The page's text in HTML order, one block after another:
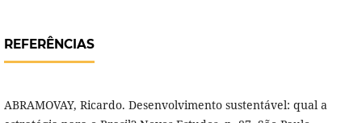
REFERÊNCIAS
ABRAMOVAY, Ricardo. Desenvolvimento sustentável: qual a